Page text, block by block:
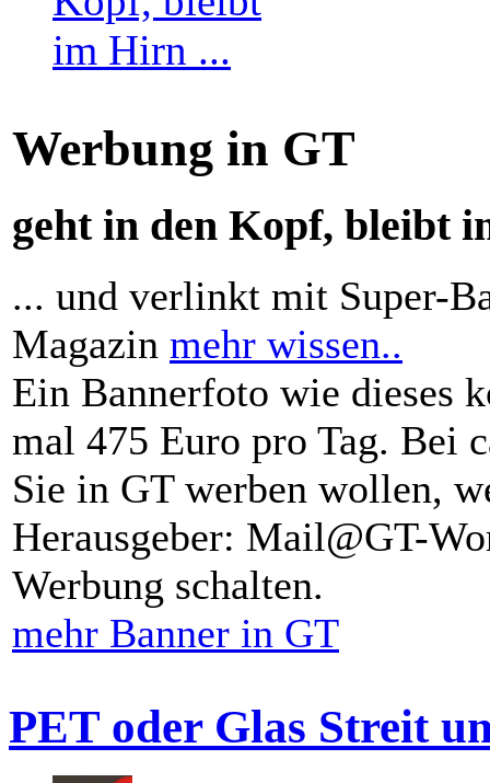
Werbung in GT
geht in den Kopf, bleibt
... und verlinkt mit Super-
Magazin mehr wissen..
Ein Bannerfoto wie dieses
mal 475 Euro pro Tag. Bei
Sie in GT werben wollen,
Herausgeber: Mail@GT-
Werbung schalten.
mehr Banner in GT
PET oder Glas Streit